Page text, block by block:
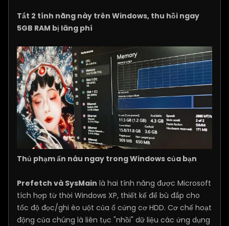
Tắt 2 tính năng này trên Windows, thu hồi ngay
5GB RAM bị lãng phí
Thủ phạm ẩn náu ngay trong Windows của bạn
Prefetch và SysMain là hai tính năng được Microsoft
tích hợp từ thời Windows XP, thiết kế để bù đắp cho
tốc độ đọc/ghi èo uột của ổ cứng cơ HDD. Cơ chế hoạt
động của chúng là liên tục "nhồi" dữ liệu các ứng dụng